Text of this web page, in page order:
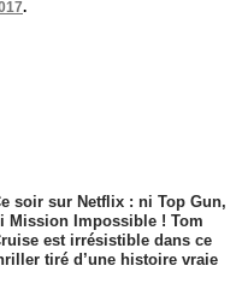
.
soir sur Netflix : ni Top Gun,
Mission Impossible ! Tom
est irrésistible dans ce
tiré d’une histoire vraie